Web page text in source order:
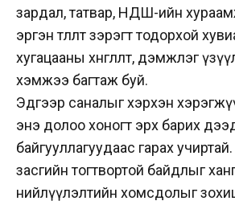
зардал, татвар, НДШ-ийн
эргэн төлөлт зэрэгт тодорхой
хугацааны хөнгөлөлт, дэмжлэг
хэмжээ багтаж буй.
Эдгээр саналыг хэрхэн
энэ долоо хоногт эрх барих
байгууллагуудаас гарах
засгийн тогтвортой байдлыг
нийлүүлэлтийн хомсдолыг